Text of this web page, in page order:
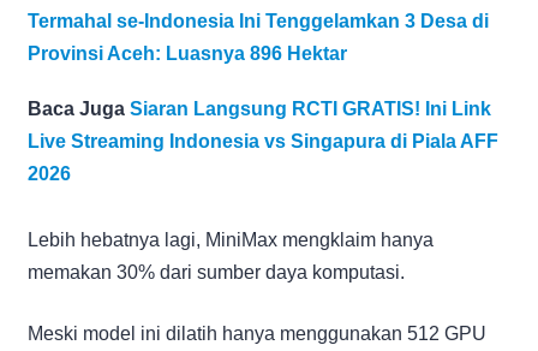
Termahal se-Indonesia Ini Tenggelamkan 3 Desa di
Provinsi Aceh: Luasnya 896 Hektar
Baca Juga Siaran Langsung RCTI GRATIS! Ini Link
Live Streaming Indonesia vs Singapura di Piala AFF
2026
Lebih hebatnya lagi, MiniMax mengklaim hanya
memakan 30% dari sumber daya komputasi.
Meski model ini dilatih hanya menggunakan 512 GPU